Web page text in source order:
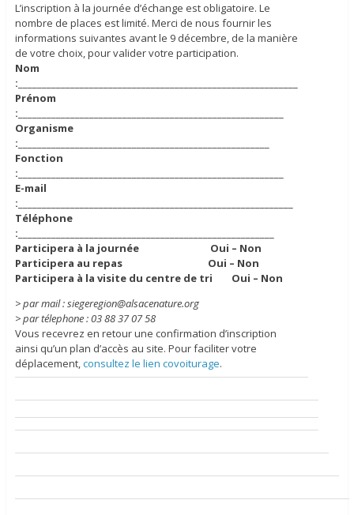
L’inscription à la journée d’échange est obligatoire. Le
nombre de places est limité. Merci de nous fournir les
informations suivantes avant le 9 décembre, de la manière
de votre choix, pour valider votre participation.
Nom
:
Prénom
:
Organisme
:
Fonction
:
E-mail
:
Téléphone
:
Participera à la journée Oui – Non
Participera au repas Oui – Non
Participera à la visite du centre de tri Oui – Non
> par mail : siegeregion@alsacenature.org
> par télephone : 03 88 37 07 58
Vous recevrez en retour une confirmation d’inscription
ainsi qu’un plan d’accès au site. Pour faciliter votre
déplacement,consultez le lien covoiturage.